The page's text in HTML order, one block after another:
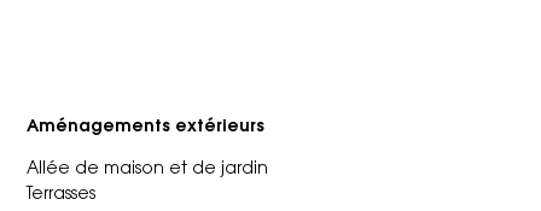
Aménagements extérieurs
Allée de maison et de jardin
Terrasses